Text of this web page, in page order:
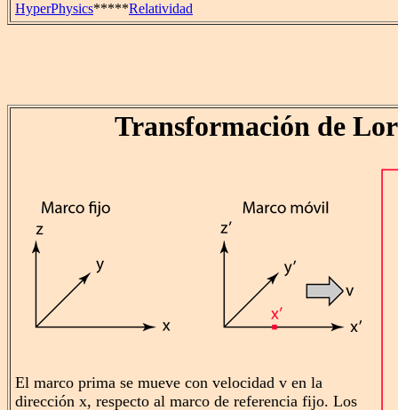
HyperPhysics*****Relatividad
Transformación de
El marco prima se mueve con velocidad v en la
dirección x, respecto al marco de referencia fijo. Los